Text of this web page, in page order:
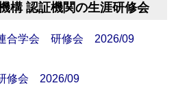
構 認証機関の生涯研修会
合学会 研修会 2026/09
修会 2026/09